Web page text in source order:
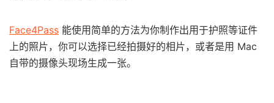
Face4Pass 能使用简单的方法为你制作出用于护照等证件
上的照片，你可以选择已经拍摄好的相片，或者是用 Mac
自带的摄像头现场生成一张。